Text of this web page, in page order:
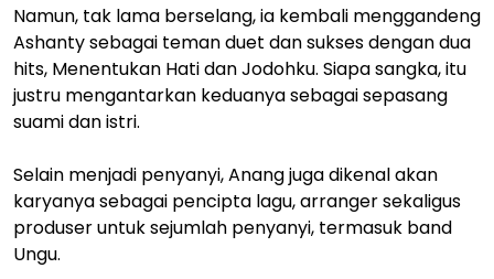
Namun, tak lama berselang, ia kembali menggandeng
Ashanty sebagai teman duet dan sukses dengan dua
hits, Menentukan Hati dan Jodohku. Siapa sangka, itu
justru mengantarkan keduanya sebagai sepasang
suami dan istri.
Selain menjadi penyanyi, Anang juga dikenal akan
karyanya sebagai pencipta lagu, arranger sekaligus
produser untuk sejumlah penyanyi, termasuk band
Ungu.